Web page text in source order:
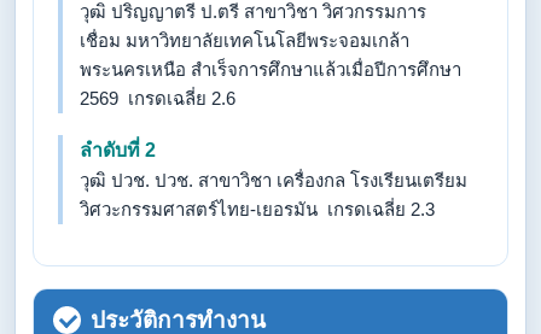
วุฒิ ปริญญาตรี ป.ตรี สาขาวิชา วิศวกรรมการ
เชื่อม มหาวิทยาลัยเทคโนโลยีพระจอมเกล้า
พระนครเหนือ สำเร็จการศึกษาแล้วเมื่อปีการศึกษา
2569 เกรดเฉลี่ย 2.6
ลำดับที่ 2
วุฒิ ปวช. ปวช. สาขาวิชา เครื่องกล โรงเรียนเตรียม
วิศวะกรรมศาสตร์ไทย-เยอรมัน เกรดเฉลี่ย 2.3
ประวัติการทำงาน